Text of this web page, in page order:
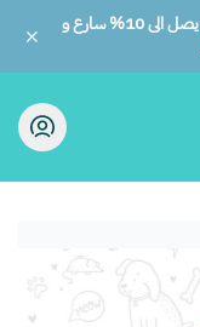
ويا متجر الطائر السابع توفير أكبر مع كاش باك يصل الى 10% سارع و